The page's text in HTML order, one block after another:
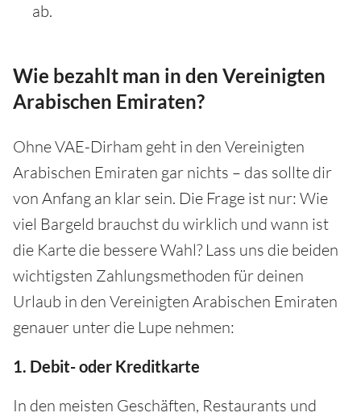
ab.
Wie bezahlt man in den Vereinigten
Arabischen Emiraten?
Ohne VAE-Dirham geht in den Vereinigten
Arabischen Emiraten gar nichts – das sollte dir
von Anfang an klar sein. Die Frage ist nur: Wie
viel Bargeld brauchst du wirklich und wann ist
die Karte die bessere Wahl? Lass uns die beiden
wichtigsten Zahlungsmethoden für deinen
Urlaub in den Vereinigten Arabischen Emiraten
genauer unter die Lupe nehmen:
1. Debit- oder Kreditkarte
In den meisten Geschäften, Restaurants und